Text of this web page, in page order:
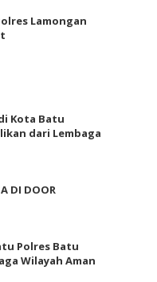
Lamongan
Kota Batu
dari Lembaga
DI DOOR
Polres Batu
Wilayah Aman